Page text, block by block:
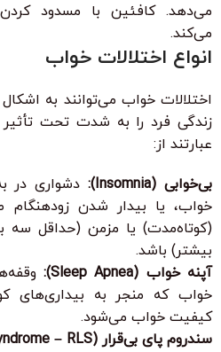
می‌دهد. کافئین با مسدود
می‌کند.
انواع اختلالات خواب
اختلالات خواب می‌توانند به
زندگی فرد را به شدت تحت تأثیر
عبارتند از:
بی‌خوابی (Insomnia):
دشواری در
خواب، یا بیدار شدن زودهنگام
(کوتاه‌مدت) یا مزمن (حداقل سه
بیشتر) باشد.
آپنه خواب (Sleep Apnea):
خواب که منجر به بیداری‌های
کیفیت خواب می‌شود.
سندروم پای بی‌قرار (Restless Legs Syndrome – RLS):